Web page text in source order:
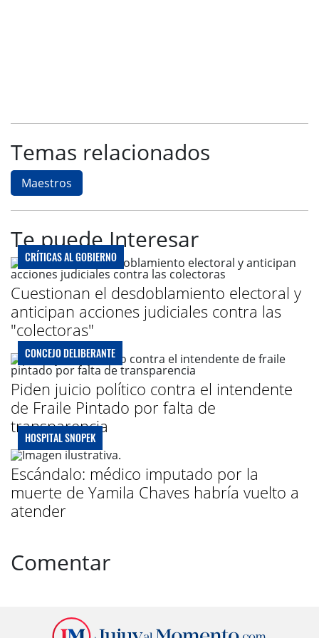
Temas relacionados
Maestros
Te puede Interesar
CRÍTICAS AL GOBIERNO
Cuestionan el desdoblamiento electoral y
anticipan acciones judiciales contra las
"colectoras"
CONCEJO DELIBERANTE
Piden juicio político contra el intendente
de Fraile Pintado por falta de
transparencia
HOSPITAL SNOPEK
Escándalo: médico imputado por la
muerte de Yamila Chaves habría vuelto a
atender
Comentar